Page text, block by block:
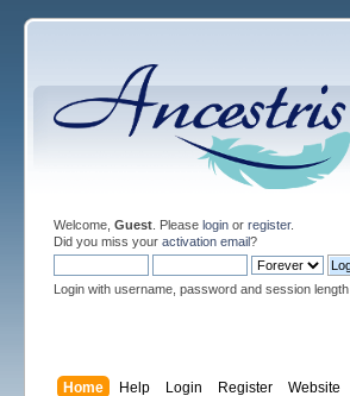
Welcome, Guest. Please loginor register.
Did you miss your activation email?
Login with username, password and session length
Home Help Login Register Website